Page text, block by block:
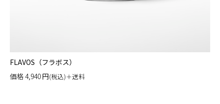
FLAVOS（フラボス）
価格4,940円(税込)＋送料